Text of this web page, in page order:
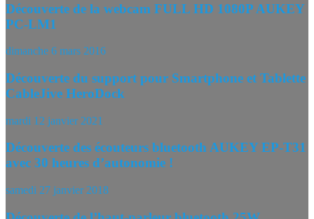
Découverte de la webcam FULL HD 1080P AUKEY
PC-LM1
dimanche 6 mars 2016
Découverte du support pour Smartphone et Tablette
CableJive HeroDock
mardi 12 janvier 2021
Découverte des écouteurs bluetooth AUKEY EP-T31
avec 30 heures d’autonomie !
samedi 27 janvier 2018